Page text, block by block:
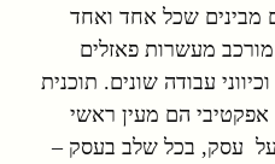
מבינים שכל אחד ואחד
מעשרות פאזלים
עבודה שונים. תוכנית
אפקטיבי הם מעין ראשי
עסק, בכל שלב בעסק –